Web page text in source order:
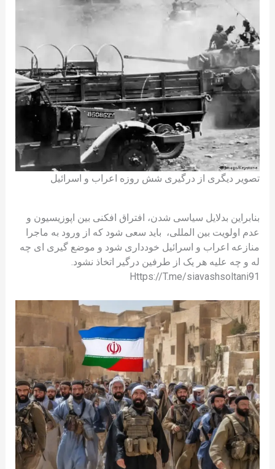
تصویر دیگری از درگیری شش روزه اعراب و اسرائیل
بنابراین بدلایل سیاسی شدن، افتراق افکنی بین اپوزیسیون و
عدم اولویت بین المللی، باید سعی شود که از ورود به ماجرا
منازعه اعراب و اسرائیل خودداری شود و موضع گیری ای چه
له و چه علیه هر یک از طرفین درگیر اتخاذ نشود.
Https://T.me/siavashsoltani91